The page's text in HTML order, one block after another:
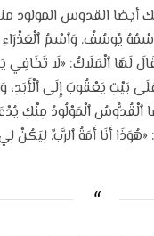
فلذلك أيضا القدوس
يُوسُفُ. وَٱسْمُ
ٱلْمَلَاكُ: «لَا
بَيْتِ يَعْقُوبَ إِلَى
ٱلْقُدُّوسُ ٱلْمَوْلُودُ مِنْكِ
أَنَا أَمَةُ ٱلرَّبِّ.